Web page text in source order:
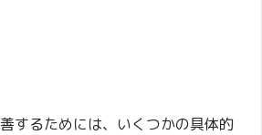
するためには、いくつかの具体的